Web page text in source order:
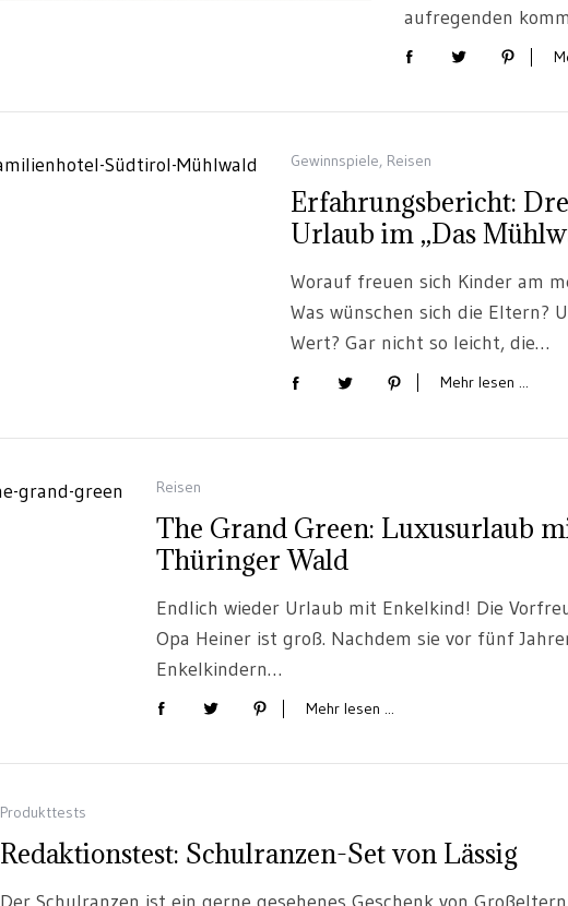
aufregenden
Gewinnspiele, Reisen
Erfahrungsbericht:
Urlaub im „Das
Worauf freuen sich Kinder am
Was wünschen sich die Eltern?
Wert? Gar nicht so leicht, die…
Mehr lesen ...
Reisen
The Grand Green: Luxusurlaub
Thüringer Wald
Endlich wieder Urlaub mit Enkelkind! Die
Opa Heiner ist groß. Nachdem sie vor fünf
Enkelkindern…
Mehr lesen ...
Produkttests
Redaktionstest: Schulranzen-Set von Lässig